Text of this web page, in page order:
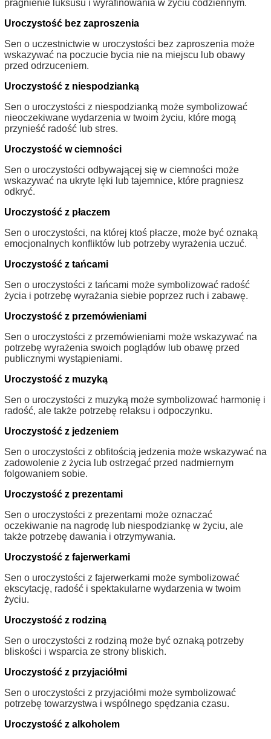
pragnienie luksusu i wyrafinowania w życiu codziennym.
Uroczystość bez zaproszenia
Sen o uczestnictwie w uroczystości bez zaproszenia może
wskazywać na poczucie bycia nie na miejscu lub obawy
przed odrzuceniem.
Uroczystość z niespodzianką
Sen o uroczystości z niespodzianką może symbolizować
nieoczekiwane wydarzenia w twoim życiu, które mogą
przynieść radość lub stres.
Uroczystość w ciemności
Sen o uroczystości odbywającej się w ciemności może
wskazywać na ukryte lęki lub tajemnice, które pragniesz
odkryć.
Uroczystość z płaczem
Sen o uroczystości, na której ktoś płacze, może być oznaką
emocjonalnych konfliktów lub potrzeby wyrażenia uczuć.
Uroczystość z tańcami
Sen o uroczystości z tańcami może symbolizować radość
życia i potrzebę wyrażania siebie poprzez ruch i zabawę.
Uroczystość z przemówieniami
Sen o uroczystości z przemówieniami może wskazywać na
potrzebę wyrażenia swoich poglądów lub obawę przed
publicznymi wystąpieniami.
Uroczystość z muzyką
Sen o uroczystości z muzyką może symbolizować harmonię i
radość, ale także potrzebę relaksu i odpoczynku.
Uroczystość z jedzeniem
Sen o uroczystości z obfitością jedzenia może wskazywać na
zadowolenie z życia lub ostrzegać przed nadmiernym
folgowaniem sobie.
Uroczystość z prezentami
Sen o uroczystości z prezentami może oznaczać
oczekiwanie na nagrodę lub niespodziankę w życiu, ale
także potrzebę dawania i otrzymywania.
Uroczystość z fajerwerkami
Sen o uroczystości z fajerwerkami może symbolizować
ekscytację, radość i spektakularne wydarzenia w twoim
życiu.
Uroczystość z rodziną
Sen o uroczystości z rodziną może być oznaką potrzeby
bliskości i wsparcia ze strony bliskich.
Uroczystość z przyjaciółmi
Sen o uroczystości z przyjaciółmi może symbolizować
potrzebę towarzystwa i wspólnego spędzania czasu.
Uroczystość z alkoholem